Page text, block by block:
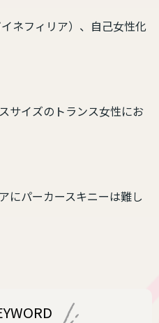
ネフィリア）、自己女性化
サイズのトランス女性にお
にパーカースキニーは難し